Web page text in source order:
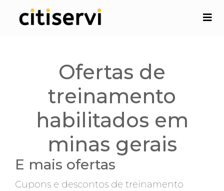
Ofertas de
treinamento
habilitados em
minas gerais
E mais ofertas
Cupons e descontos de treinamento